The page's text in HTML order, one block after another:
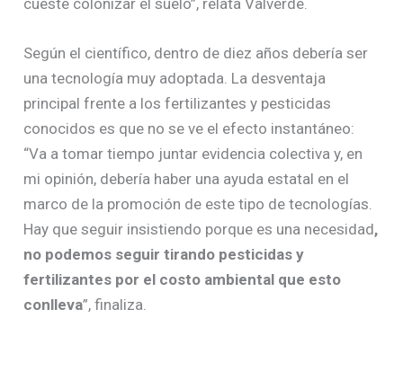
Según el científico, dentro de diez años debería ser
una tecnología muy adoptada. La desventaja
principal frente a los fertilizantes y pesticidas
conocidos es que no se ve el efecto instantáneo:
“Va a tomar tiempo juntar evidencia colectiva y, en
mi opinión, debería haber una ayuda estatal en el
marco de la promoción de este tipo de tecnologías.
Hay que seguir insistiendo porque es una necesidad,
no podemos seguir tirando pesticidas y
fertilizantes por el costo ambiental que esto
conlleva”, finaliza.